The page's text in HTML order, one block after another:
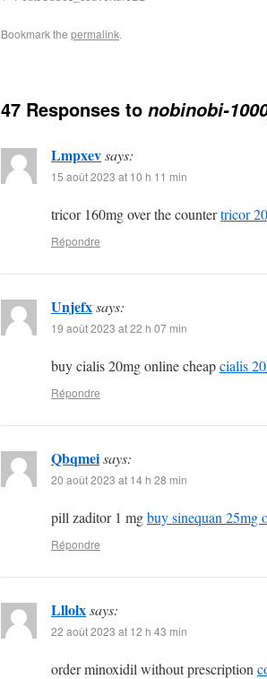
Bookmark the permalink.
47 Responses to nobinobi-
Lmpxevsays:
15 août 2023 at 10 h 11 min
tricor 160mg over the countertricor
Répondre
Unjefxsays:
19 août 2023 at 22 h 07 min
buy cialis 20mg online cheapcialis
Répondre
Qbqmeisays:
20 août 2023 at 14 h 28 min
pill zaditor 1 mgbuy sinequan 25mg
Répondre
Lllolxsays:
22 août 2023 at 12 h 43 min
order minoxidil without prescription